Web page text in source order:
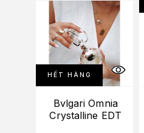
HẾT HÀNG
Bvlgari Omnia
Crystalline EDT